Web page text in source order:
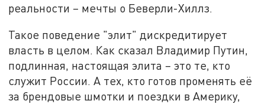
реальности – мечты о Беверли-Хиллз.
Такое поведение "элит" дискредитирует
власть в целом. Как сказал Владимир Путин,
подлинная, настоящая элита – это те, кто
служит России. А тех, кто готов променять её
за брендовые шмотки и поездки в Америку,